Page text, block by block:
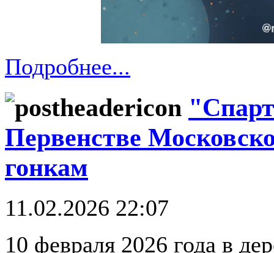
Подробнее...
Первенстве
гонкам
11.02.2026 22:07
10 февраля 2026 года в